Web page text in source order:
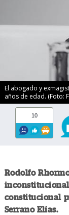
El abogado y
años de edad. (Foto:
10
Rodolfo
constitucional
Serrano Elías.